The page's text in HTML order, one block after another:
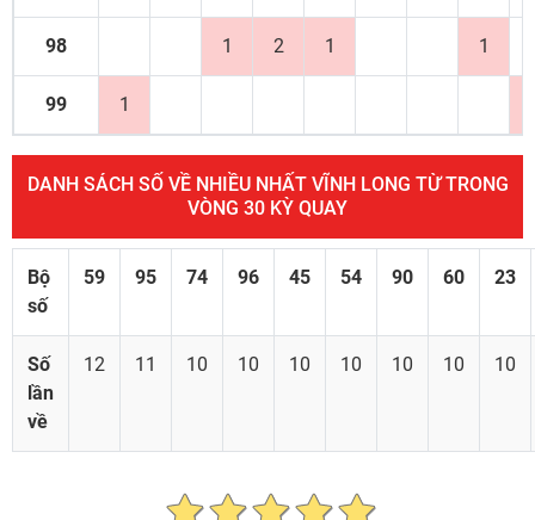
98 1 2 1 1
99 1
DANH SÁCH SỐ VỀ NHIỀU NHẤT VĨNH LONG TỪ TRONG
VÒNG 30 KỲ QUAY
Bộ
số
59 95 74 96 45 54 90 60 23
Số
lần
về
12 11 10 10 10 10 10 10 10